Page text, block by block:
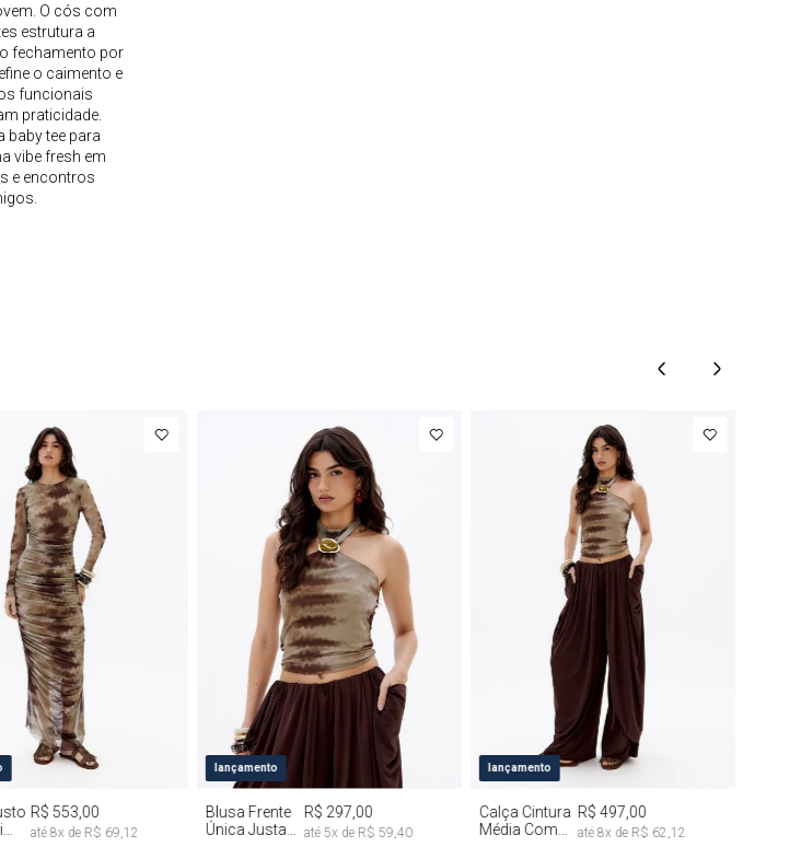
O cós com
estrutura a
fechamento por
o caimento e
funcionais
praticidade.
baby tee para
vibe fresh em
e encontros
M G
R$ 553,00
até 8x de R$ 69,12
lançamento G
Blusa Frente
Única Justa
R$ 297,00
até 5x de R$ 59,40
lançamento P M
Calça Cintura
Média Com
R$ 497,00
até8x deR$ 62,12